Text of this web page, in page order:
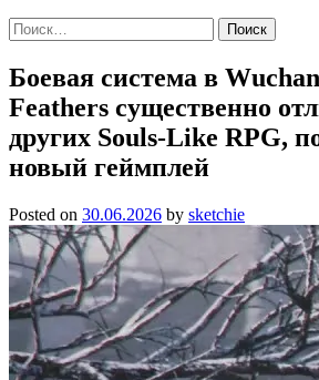
Найти:
Боевая система в
Feathers существенно
других Souls-Like RPG,
новый геймплей
Posted on 30.06.2026 by sketchie